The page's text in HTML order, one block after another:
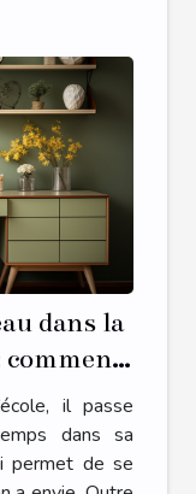
dans la
comment
il passe
dans sa
permet de se